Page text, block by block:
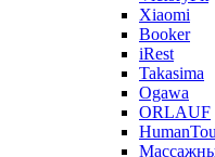
Xiaomi
Booker
iRest
Takasima
Ogawa
ORLAUF